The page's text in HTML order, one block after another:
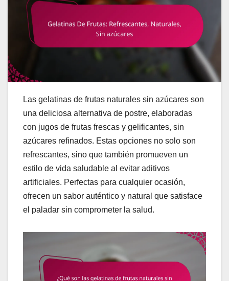
Las gelatinas de frutas naturales sin azúcares son
una deliciosa alternativa de postre, elaboradas
con jugos de frutas frescas y gelificantes, sin
azúcares refinados. Estas opciones no solo son
refrescantes, sino que también promueven un
estilo de vida saludable al evitar aditivos
artificiales. Perfectas para cualquier ocasión,
ofrecen un sabor auténtico y natural que satisface
el paladar sin comprometer la salud.